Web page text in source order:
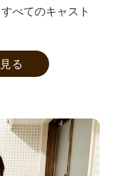
べてのキャスト
る